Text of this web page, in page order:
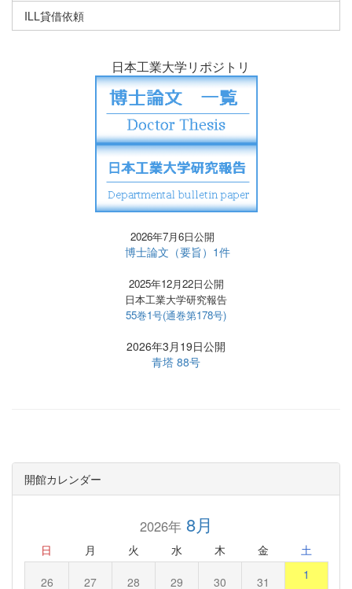
ILL貸借依頼
日本工業大学リポジトリ
2026年7月6日公開
博士論文（要旨）1件
2025年12月22日公開
日本工業大学研究報告
55巻1号(通巻第178号)
2026年3月19日公開
青塔 88号
開館カレンダー
2026年8月
日 月 火 水 木 金 土
26 27 28 29 30 31 1